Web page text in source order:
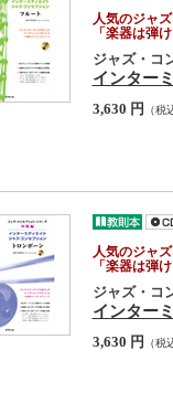
人気のジャ
「楽器は弾
ジャズ・コ
インター
3,630 円 （税
人気のジャ
「楽器は弾
ジャズ・コ
インター
3,630 円 （税